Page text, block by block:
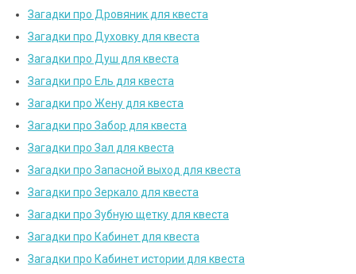
Загадки про Дровяник для квеста
Загадки про Духовку для квеста
Загадки про Душ для квеста
Загадки про Ель для квеста
Загадки про Жену для квеста
Загадки про Забор для квеста
Загадки про Зал для квеста
Загадки про Запасной выход для квеста
Загадки про Зеркало для квеста
Загадки про Зубную щетку для квеста
Загадки про Кабинет для квеста
Загадки про Кабинет истории для квеста